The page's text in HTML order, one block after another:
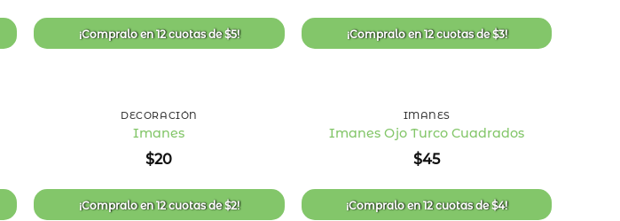
de
deseos
¡Compralo en12 cuotasde$5!
de
deseos
¡Compralo en12 cuotasde$3!
de
deseos
DECORACIÓN
Imanes
$20
¡Compralo en12 cuotasde$2!
de
deseos
IMANES
Imanes Ojo Turco Cuadrados
$45
¡Compralo en12 cuotasde$4!